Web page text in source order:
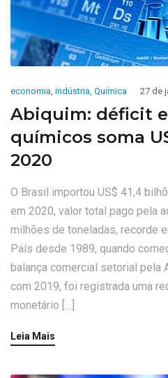
economia indústria Química 27 de
Abiquim: déficit
químicos soma
2020
O Brasil importou US$ 41,4
em 2020, valor total pago pela
milhões de toneladas, recorde
País desde 1989, quando
balança comercial setorial pela
com 2019, foi registrada uma
monetário […]
Leia Mais